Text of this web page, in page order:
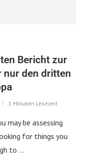
Bericht zur
nur den dritten
1 Minuten Lesezeit
may be assessing
for things you
to …